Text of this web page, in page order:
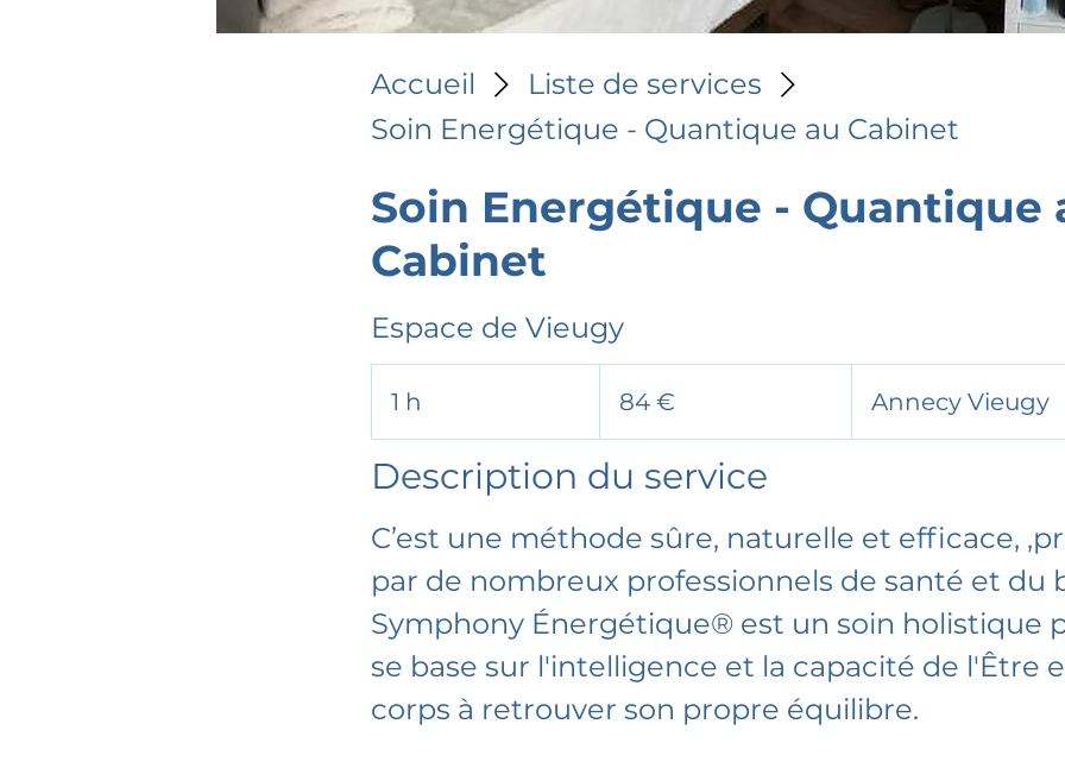
Accueil
Liste de services
Soin Energétique - Quantique au Cabinet
Soin Energétique - Quantique
Cabinet
Espace de Vieugy
1 h 84 € Annecy Vieugy
Description du service
C’est une méthode sûre, naturelle et efficace,
par de nombreux professionnels de santé et du
​Symphony Énergétique® est un soin holistique
se base sur l'intelligence et la capacité de l'Être
corps à retrouver son propre équilibre.